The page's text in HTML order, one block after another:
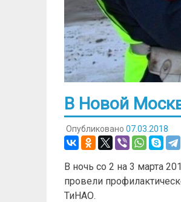
В Новой
Опубликовано 07.03.2018
В ночь со 2 на 3 марта
провели
ТиНАО.